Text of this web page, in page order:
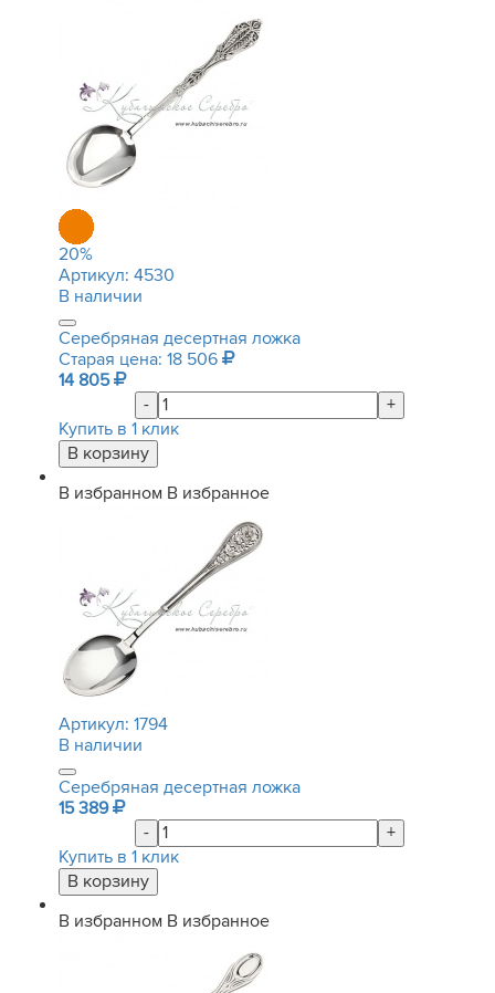
20%
Артикул: 4530
В наличии
Серебряная десертная ложка
Старая цена: 18 506
14 805
-
+
Купить в 1 клик
В избранном В избранное
Артикул: 1794
В наличии
Серебряная десертная ложка
15 389
-
+
Купить в 1 клик
В избранном В избранное